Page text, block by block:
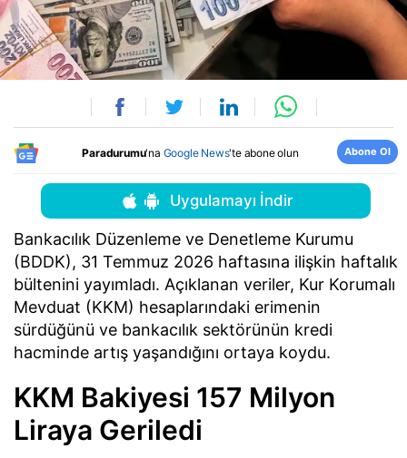
Paradurumu'na Google News'te abone olun Abone Ol
Uygulamayı İndir
Bankacılık Düzenleme ve Denetleme Kurumu
(BDDK), 31 Temmuz 2026 haftasına ilişkin haftalık
bültenini yayımladı. Açıklanan veriler, Kur Korumalı
Mevduat (KKM) hesaplarındaki erimenin
sürdüğünü ve bankacılık sektörünün kredi
hacminde artış yaşandığını ortaya koydu.
KKM Bakiyesi 157 Milyon
Liraya Geriledi